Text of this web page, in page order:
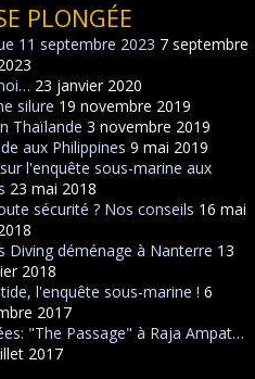
PLONGÉE
11 septembre 2023 7 septembre
23 janvier 2020
silure 19 novembre 2019
Thaïlande 3 novembre 2019
aux Philippines 9 mai 2019
l'enquête sous-marine aux
23 mai 2018
sécurité ? Nos conseils 16 mai
Diving déménage à Nanterre 13
2018
l'enquête sous-marine ! 6
2017
"The Passage" à Raja Ampat…
2017